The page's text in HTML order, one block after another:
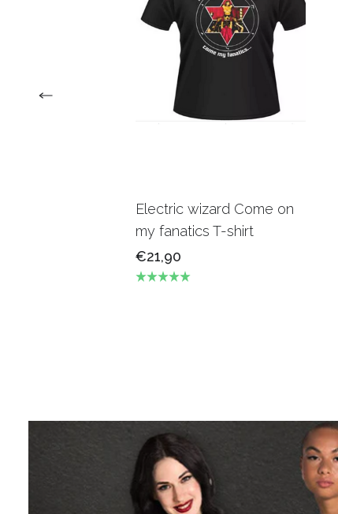
Electric wizard Come on
my fanatics T-shirt
€21,90